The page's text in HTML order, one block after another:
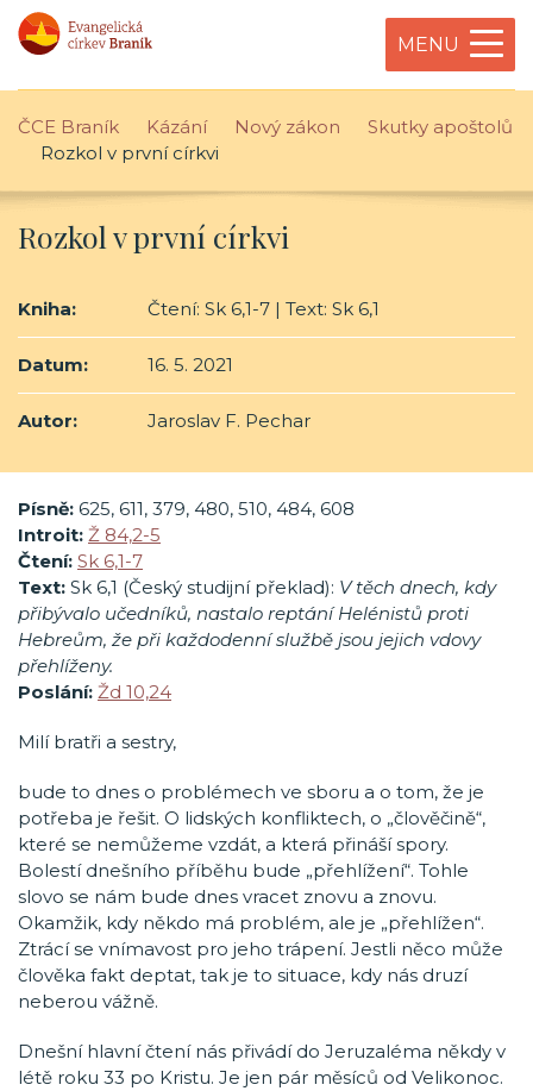
MENU
ČCE Braník Kázání Nový zákon
Skutky apoštolů
Rozkol v první církvi
Rozkol v první církvi
Kniha: Čtení: Sk 6,1-7 | Text: Sk 6,1
Datum: 16. 5. 2021
Autor: Jaroslav F. Pechar
Písně: 625, 611, 379, 480, 510, 484, 608
Introit: Ž 84,2-5
Čtení: Sk 6,1-7
Text: Sk 6,1 (Český studijní překlad): V těch dnech, kdy
přibývalo učedníků, nastalo reptání Helénistů proti
Hebreům, že při každodenní službě jsou jejich vdovy
přehlíženy.
Poslání: Žd 10,24
Milí bratři a sestry,
bude to dnes o problémech ve sboru a o tom, že je
potřeba je řešit. O lidských konfliktech, o „člověčině“,
které se nemůžeme vzdát, a která přináší spory.
Bolestí dnešního příběhu bude „přehlížení“. Tohle
slovo se nám bude dnes vracet znovu a znovu.
Okamžik, kdy někdo má problém, ale je „přehlížen“.
Ztrácí se vnímavost pro jeho trápení. Jestli něco může
člověka fakt deptat, tak je to situace, kdy nás druzí
neberou vážně.
Dnešní hlavní čtení nás přivádí do Jeruzaléma někdy v
létě roku 33 po Kristu. Je jen pár měsíců od Velikonoc.